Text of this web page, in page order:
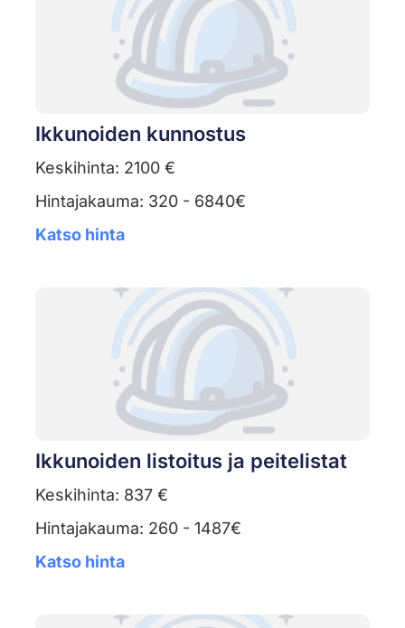
Ikkunoiden kunnostus
Keskihinta: 2100 €
Hintajakauma: 320 - 6840€
Katso hinta
Ikkunoiden listoitus ja peitelistat
Keskihinta: 837 €
Hintajakauma: 260 - 1487€
Katso hinta